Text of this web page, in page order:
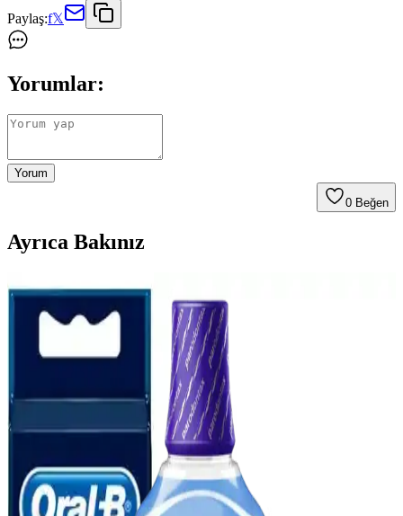
Paylaş:f𝕏
Yorumlar:
Yorum
0 Beğen
Ayrıca Bakınız
Ağız Bakım Suyunun Ferahlatıcı ve Temizlik
Sağlayıcı Özellikleri Analizi
Ağız bakım suyu, ferahlatıcı ve antiseptik özellikleriyle ağız
hijyenini destekler, bakterileri kontrol altına alır ve tazelik sağlar,
düzenli kullanım diş ve diş eti sağlığını korur.
Doğal Ağız Bakım Macunları: Bitkisel İçeriklerle
Sağlıklı Diş ve Diş Eti Bakımı
Doğal ağız bakım macunları, bitkisel özler ve antiseptik maddelerle
diş ve diş eti sağlığını koruyan güvenli alternatifler sunar, kimyasal
içeriklere göre avantaj sağlar.